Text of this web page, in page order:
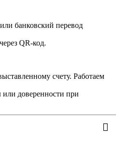
банковский перевод
QR-код.
счету. Работаем
доверенности при